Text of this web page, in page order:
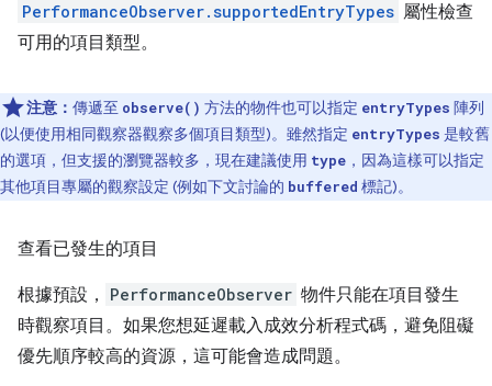
PerformanceObserver.supportedEntryTypes 屬性檢查
可用的項目類型。
注意： 傳遞至 observe() 方法的物件也可以指定 entryTypes 陣列
(以便使用相同觀察器觀察多個項目類型)。雖然指定 entryTypes 是較舊
的選項，但支援的瀏覽器較多，現在建議使用 type ，因為這樣可以指定
其他項目專屬的觀察設定 (例如下文討論的 buffered 標記)。
查看已發生的項目
根據預設， PerformanceObserver 物件只能在項目發生
時觀察項目。如果您想延遲載入成效分析程式碼，避免阻礙
優先順序較高的資源，這可能會造成問題。